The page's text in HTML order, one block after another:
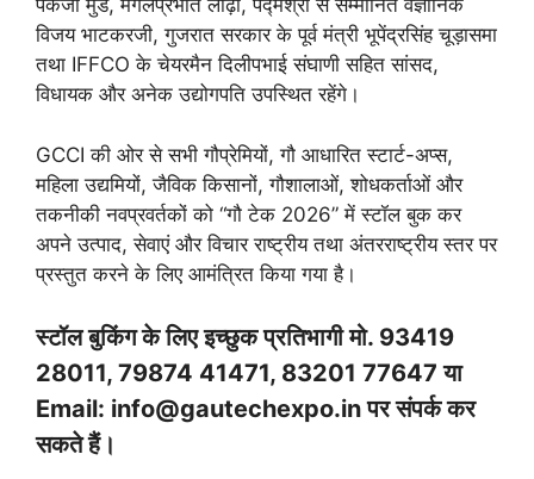
पंकजा मुंडे, मंगलप्रभात लोढ़ा, पद्मश्री से सम्मानित वैज्ञानिक
विजय भाटकरजी, गुजरात सरकार के पूर्व मंत्री भूपेंद्रसिंह चूड़ासमा
तथा IFFCO के चेयरमैन दिलीपभाई संघाणी सहित सांसद,
विधायक और अनेक उद्योगपति उपस्थित रहेंगे।
GCCI की ओर से सभी गौप्रेमियों, गौ आधारित स्टार्ट-अप्स,
महिला उद्यमियों, जैविक किसानों, गौशालाओं, शोधकर्ताओं और
तकनीकी नवप्रवर्तकों को “गौ टेक 2026” में स्टॉल बुक कर
अपने उत्पाद, सेवाएं और विचार राष्ट्रीय तथा अंतरराष्ट्रीय स्तर पर
प्रस्तुत करने के लिए आमंत्रित किया गया है।
स्टॉल बुकिंग के लिए इच्छुक प्रतिभागी मो. 93419
28011, 79874 41471, 83201 77647 या
Email: info@gautechexpo.in पर संपर्क कर
सकते हैं।